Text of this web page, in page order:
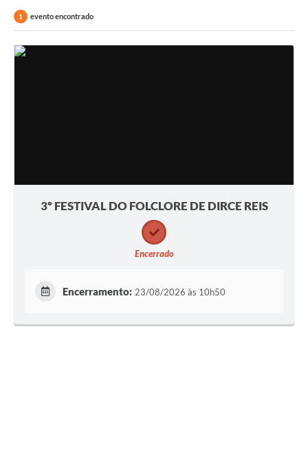
Emprega
1 evento encontrado
3º FESTIVAL DO FOLCLORE DE DIRCE REIS
Encerrado
Encerramento: 23/08/2026 às 10h50